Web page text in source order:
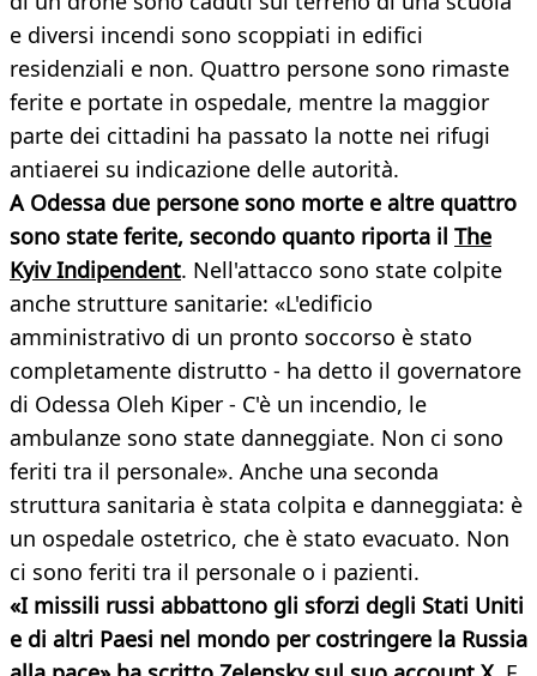
e diversi incendi sono scoppiati in edifici
residenziali e non. Quattro persone sono rimaste
ferite e portate in ospedale, mentre la maggior
parte dei cittadini ha passato la notte nei rifugi
antiaerei su indicazione delle autorità.
A Odessa due persone sono morte e altre quattro
sono state ferite, secondo quanto riporta il The
Kyiv Indipendent. Nell'attacco sono state colpite
anche strutture sanitarie: «L'edificio
amministrativo di un pronto soccorso è stato
completamente distrutto - ha detto il governatore
di Odessa Oleh Kiper - C'è un incendio, le
ambulanze sono state danneggiate. Non ci sono
feriti tra il personale». Anche una seconda
struttura sanitaria è stata colpita e danneggiata: è
un ospedale ostetrico, che è stato evacuato. Non
ci sono feriti tra il personale o i pazienti.
«I missili russi abbattono gli sforzi degli Stati Uniti
e di altri Paesi nel mondo per costringere la Russia